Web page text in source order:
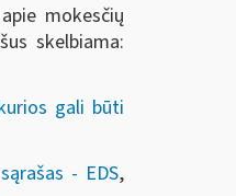
mokesčių
skelbiama:
gali būti
- EDS,